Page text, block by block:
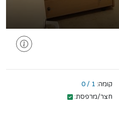
קומה: 1 / 0
חצר/מרפסת: